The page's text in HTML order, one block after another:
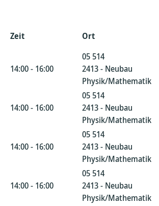
Zeit Ort
14:00 - 16:00
05 514
2413 - Neubau
Physik/Mathematik
14:00 - 16:00
05 514
2413 - Neubau
Physik/Mathematik
14:00 - 16:00
05 514
2413 - Neubau
Physik/Mathematik
14:00 - 16:00
05 514
2413 - Neubau
Physik/Mathematik